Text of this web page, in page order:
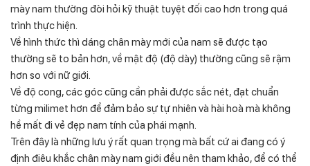
mày nam thường đòi hỏi kỹ thuật tuyệt đối cao hơn trong quá
trình thực hiện.
Về hình thức thì dáng chân mày mới của nam sẽ được tạo
thường sẽ to bản hơn, về mật độ (độ dày) thường cũng sẽ rậm
hơn so với nữ giới.
Về độ cong, các góc cũng cần phải được sắc nét, đạt chuẩn
từng milimet hơn để đảm bảo sự tự nhiên và hài hoà mà không
hề mất đi vẻ đẹp nam tính của phái mạnh.
Trên đây là những lưu ý rất quan trọng mà bất cứ ai đang có ý
định điêu khắc chân mày nam giới đều nên tham khảo, để có thể